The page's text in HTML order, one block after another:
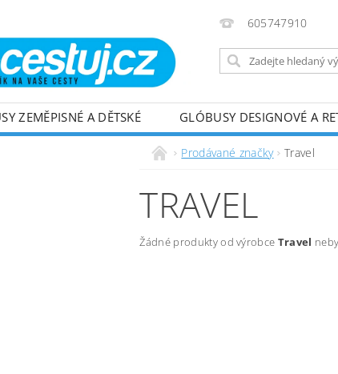
605747910
ZEMĚPISNÉ A DĚTSKÉ GLÓBUSY DESIGNOVÉ A
NAPIŠTE NÁM KONTAKTY
Prodávané značky Travel
TRAVEL
Žádné produkty od výrobce Travel